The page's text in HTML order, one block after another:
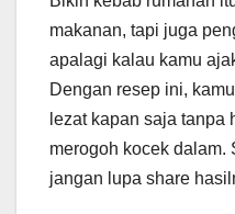
makanan, tapi juga
apalagi kalau kamu
Dengan resep ini,
lezat kapan saja tanpa
merogoh kocek dalam.
jangan lupa share